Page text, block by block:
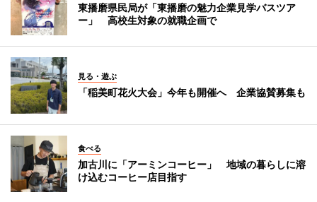
東播磨県民局が「東播磨の魅力企業見学バスツア
ー」 高校生対象の就職企画で
見る・遊ぶ
「稲美町花火大会」今年も開催へ 企業協賛募集も
食べる
加古川に「アーミンコーヒー」 地域の暮らしに溶
け込むコーヒー店目指す